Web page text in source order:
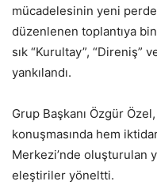
mücadelesinin yeni
düzenlenen toplantıya
sık “Kurultay”, “Direniş”
yankılandı.
Grup Başkanı Özgür
konuşmasında hem
Merkezi’nde oluşturulan
eleştiriler yöneltti.